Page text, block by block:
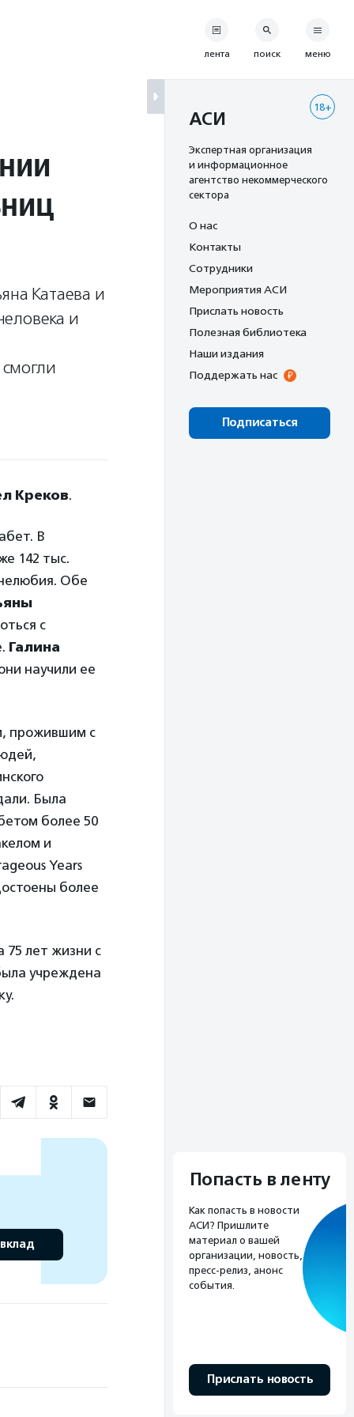
Катаева и
и
Креков.
В
142 тыс.
Обе
с
Галина
научили ее
прожившим с
Была
более 50
и
Years
более
75 лет жизни с
учреждена
лента поиск меню
18+
АСИ
Экспертная организация
и информационное
агентство некоммерческого
сектора
О нас
Контакты
Сотрудники
Мероприятия АСИ
Прислать новость
Полезная библиотека
Наши издания
Поддержать нас
Подписаться
Попасть в ленту
Как попасть в новости
АСИ? Пришлите
материал о вашей
организации, новость,
пресс-релиз, анонс
события.
Прислать новость